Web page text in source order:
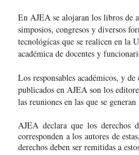
En AJEA se alojaran los libros de
simposios, congresos y diversos
tecnológícas que se realicen en la
académica de docentes y
Los responsables académicos, y
publicados en AJEA son los
las reuniones en las que se
AJEA declara que los derechos
corresponden a los autores de
derechos deben ser remitidas a